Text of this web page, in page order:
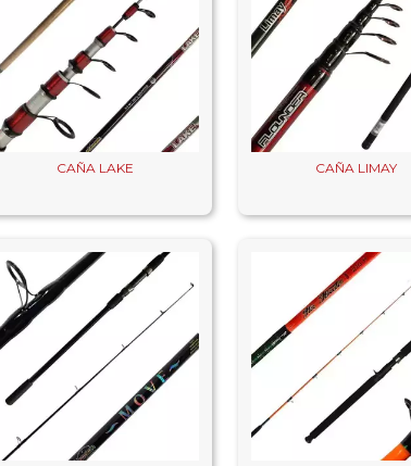
CAÑA LAKE CAÑA LIMAY